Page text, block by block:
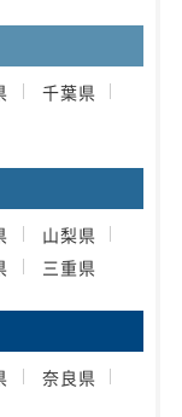
千葉県
山梨県
三重県
奈良県